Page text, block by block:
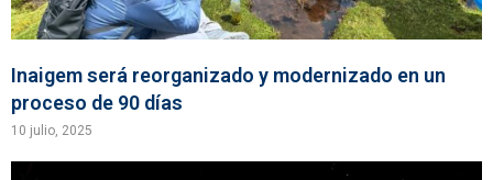
Inaigem será reorganizado y modernizado en un
proceso de 90 días
10 julio, 2025